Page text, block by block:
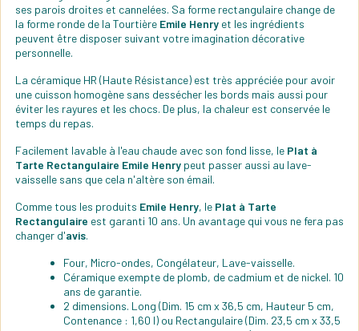
ses parois droites et cannelées. Sa forme rectangulaire change de
la forme ronde de la Tourtière Emile Henry et les ingrédients
peuvent être disposer suivant votre imagination décorative
personnelle.
La céramique HR (Haute Résistance) est très appréciée pour avoir
une cuisson homogène sans dessécher les bords mais aussi pour
éviter les rayures et les chocs. De plus, la chaleur est conservée le
temps du repas.
Facilement lavable à l'eau chaude avec son fond lisse, le Plat à
Tarte Rectangulaire Emile Henry peut passer aussi au lave-
vaisselle sans que cela n'altère son émail.
Comme tous les produits Emile Henry, le Plat à Tarte
Rectangulaire est garanti 10 ans. Un avantage qui vous ne fera pas
changer d'avis.
Four, Micro-ondes, Congélateur, Lave-vaisselle.
Céramique exempte de plomb, de cadmium et de nickel. 10
ans de garantie.
2 dimensions. Long (Dim. 15 cm x 36,5 cm, Hauteur 5 cm,
Contenance : 1,60 l) ou Rectangulaire (Dim. 23,5 cm x 33,5